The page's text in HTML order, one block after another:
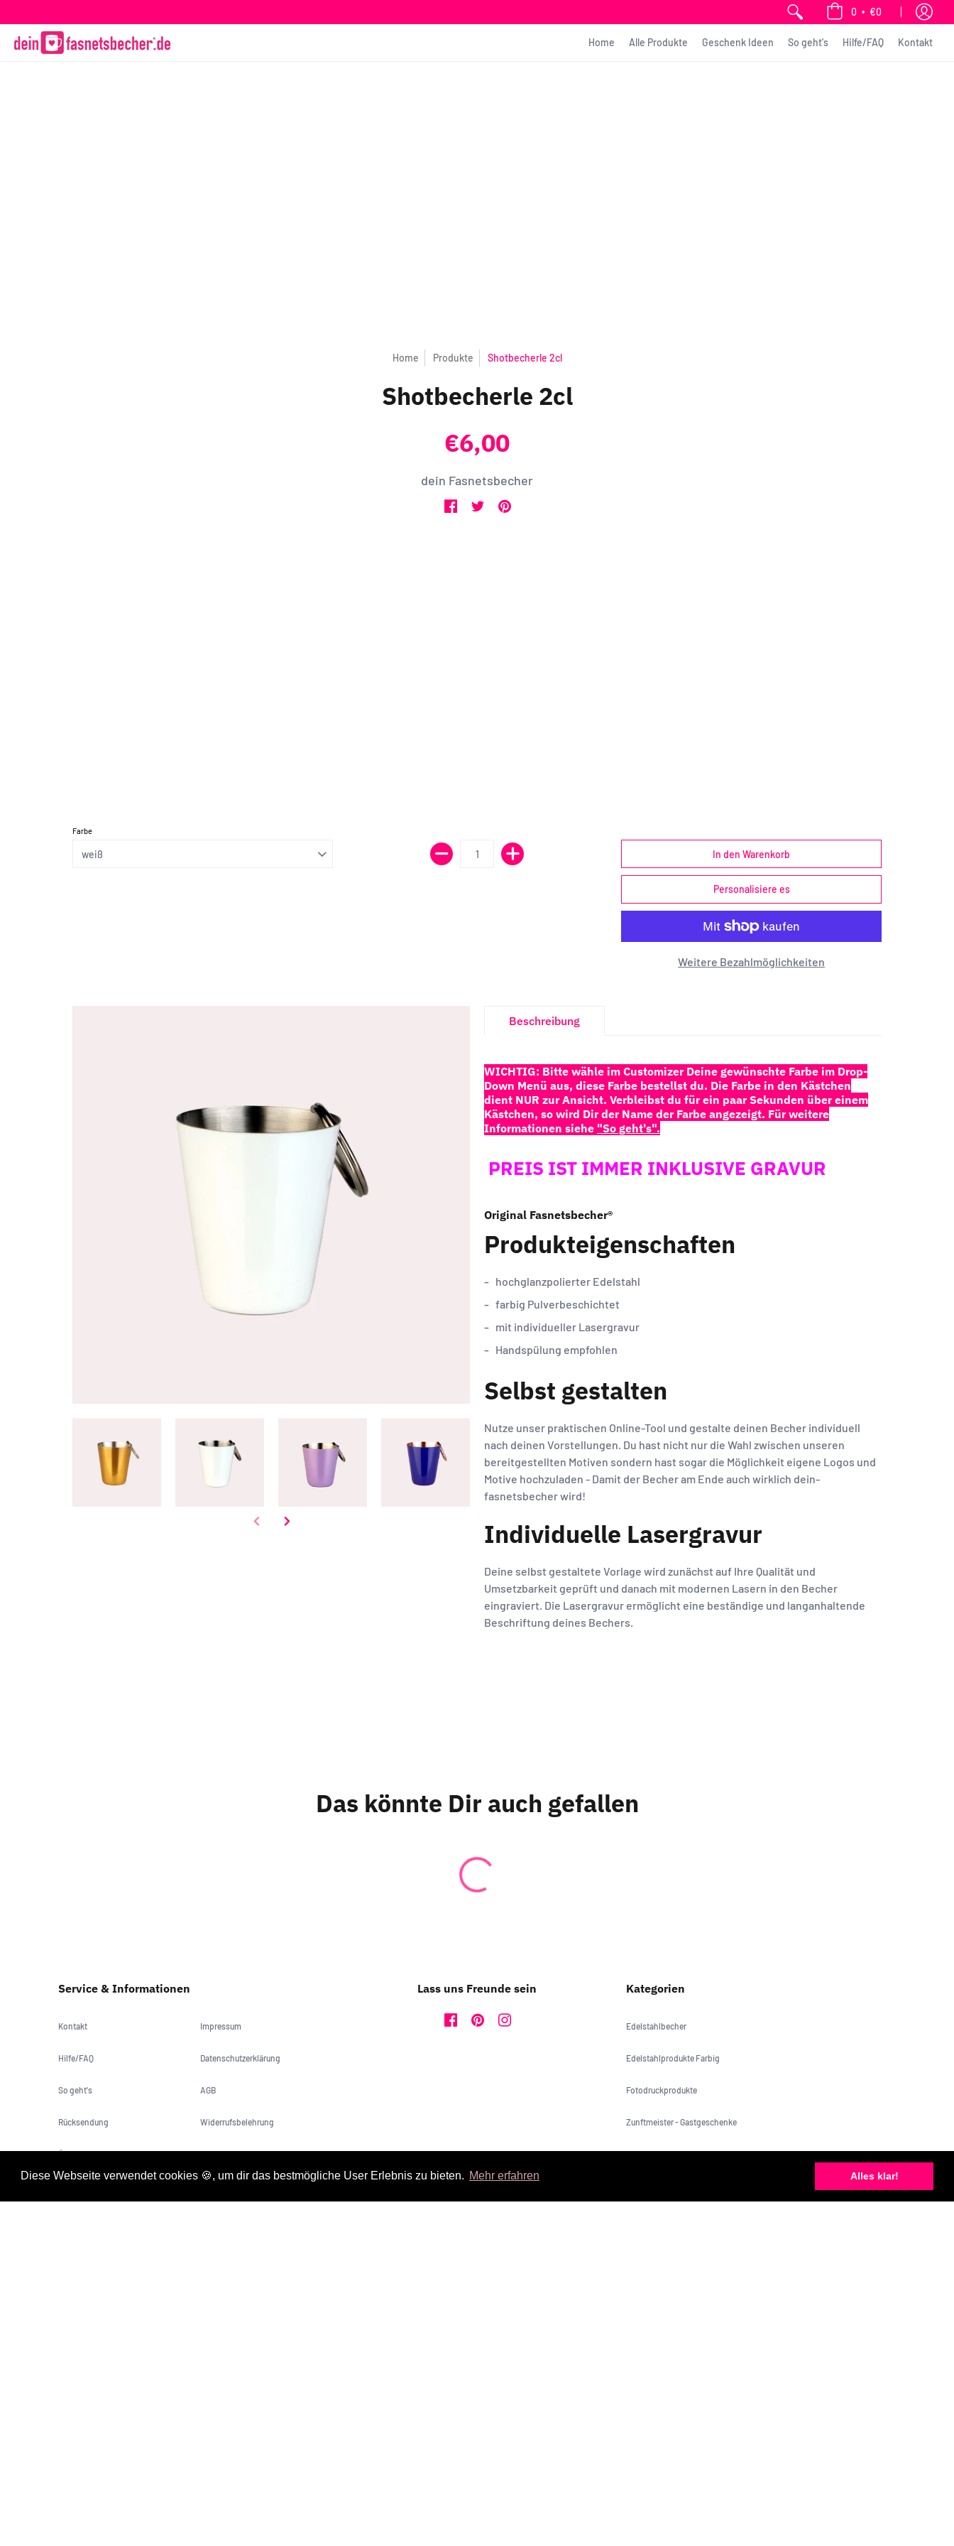
Diese Webseite verwendet cookies 🍪, um dir das bestmögliche User Erlebnis zu bieten. Mehr erfahren Alles klar!
0 • €0
Home Alle Produkte Geschenk Ideen So geht's Hilfe/FAQ Kontakt
Home Produkte Shotbecherle 2cl
Shotbecherle 2cl
€6,00
dein Fasnetsbecher
Farbe
Personalisiere es
Weitere Bezahlmöglichkeiten
Beschreibung
WICHTIG: Bitte wähle im Customizer Deine gewünschte Farbe im Drop-
Down Menü aus, diese Farbe bestellst du. Die Farbe in den Kästchen
dient NUR zur Ansicht. Verbleibst du für ein paar Sekunden über einem
Kästchen, so wird Dir der Name der Farbe angezeigt. Für weitere
Informationen siehe "So geht's".
PREIS IST IMMER INKLUSIVE GRAVUR
Original Fasnetsbecher®
Produkteigenschaften
hochglanzpolierter Edelstahl
farbig Pulverbeschichtet
mit individueller Lasergravur
Handspülung empfohlen
Selbst gestalten
Nutze unser praktischen Online-Tool und gestalte deinen Becher individuell
nach deinen Vorstellungen. Du hast nicht nur die Wahl zwischen unseren
bereitgestellten Motiven sondern hast sogar die Möglichkeit eigene Logos und
Motive hochzuladen - Damit der Becher am Ende auch wirklich dein-
fasnetsbecher wird!
Individuelle Lasergravur
Deine selbst gestaltete Vorlage wird zunächst auf Ihre Qualität und
Umsetzbarkeit geprüft und danach mit modernen Lasern in den Becher
eingraviert. Die Lasergravur ermöglicht eine beständige und langanhaltende
Beschriftung deines Bechers.
Das könnte Dir auch gefallen
Service & Informationen
Kontakt
Hilfe/FAQ
So geht's
Rücksendung
Über uns
Impressum
Datenschutzerklärung
AGB
Widerrufsbelehrung
Versand + Lieferzeit
Lass uns Freunde sein Kategorien
Edelstahlbecher
Edelstahlprodukte Farbig
Fotodruckprodukte
Zunftmeister - Gastgeschenke
Holzprodukte